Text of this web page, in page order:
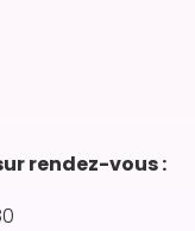
rendez-vous :